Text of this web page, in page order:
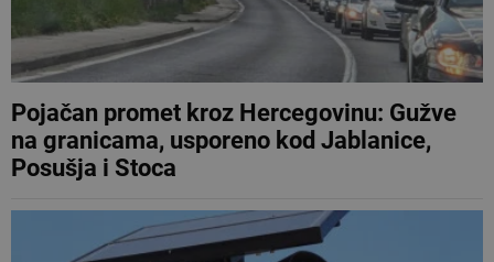
Pojačan promet kroz Hercegovinu: Gužve
na granicama, usporeno kod Jablanice,
Posušja i Stoca